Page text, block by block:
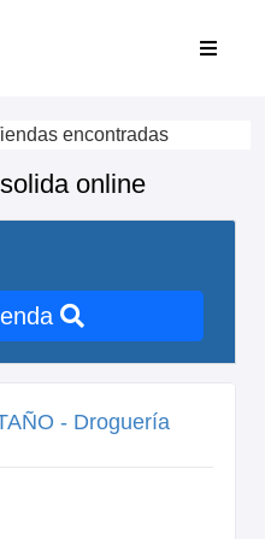
encontradas
online
- Droguería